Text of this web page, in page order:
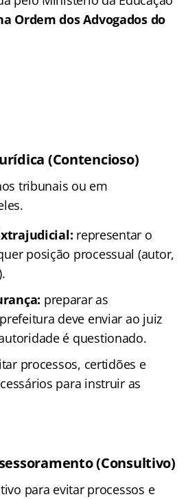
Ordem dos Advogados do
(Contencioso)
tribunais ou em
representar o
posição processual (autor,
preparar as
deve enviar ao juiz
é questionado.
processos, certidões e
para instruir as
(Consultivo)
para evitar processos e